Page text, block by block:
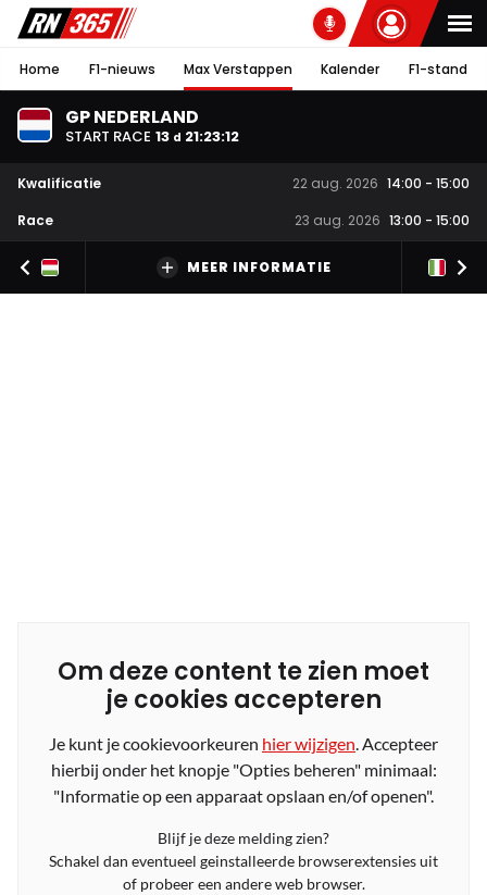
Home F1-nieuws Max Verstappen Kalender F1-stand
GP NEDERLAND
START RACE 13 d 21:23:11
Kwalificatie 22 aug. 2026 14:00 - 15:00
Race
23 aug. 2026 13:00 - 15:00
MEER INFORMATIE
Om deze content te zien moet
je cookies accepteren
Je kunt je cookievoorkeuren hier wijzigen. Accepteer
hierbij onder het knopje "Opties beheren" minimaal:
"Informatie op een apparaat opslaan en/of openen".
Blijf je deze melding zien?
Schakel dan eventueel geinstalleerde browserextensies uit
of probeer een andere web browser.